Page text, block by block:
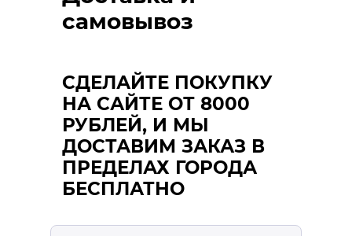
самовывоз
СДЕЛАЙТЕ ПОКУПКУ
НА САЙТЕ ОТ 8000
РУБЛЕЙ, И МЫ
ДОСТАВИМ ЗАКАЗ В
ПРЕДЕЛАХ ГОРОДА
БЕСПЛАТНО